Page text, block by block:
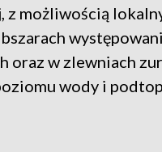
z możliwością
oraz w zlewniach
wody i